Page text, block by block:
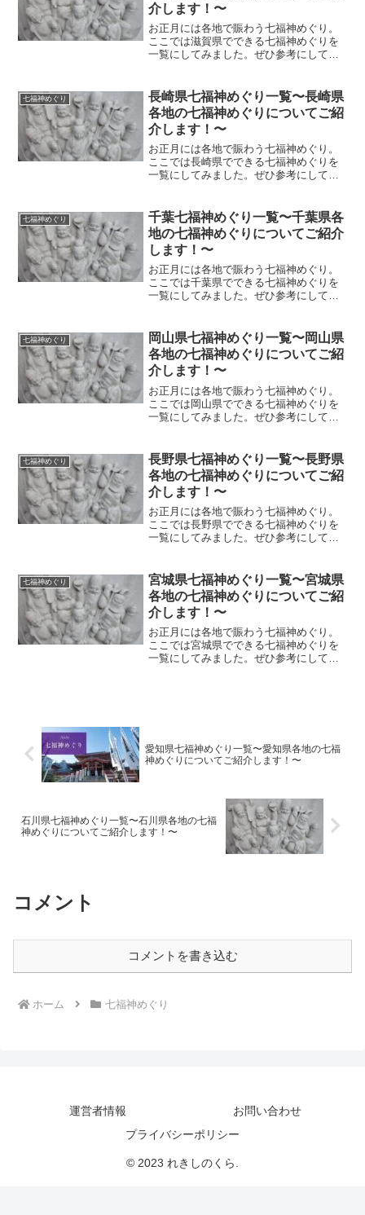
介します！〜
お正月には各地で賑わう七福神めぐり。
ここでは滋賀県でできる七福神めぐりを
一覧にしてみました。ぜひ参考にして足
寿・大黒天・毘沙門天・弁財天・布袋・
福禄寿・寿老人）を祀る...
七福神めぐり
長崎県七福神めぐり一覧〜長崎県
各地の七福神めぐりについてご紹
介します！〜
お正月には各地で賑わう七福神めぐり。
ここでは長崎県でできる七福神めぐりを
一覧にしてみました。ぜひ参考にして足
寿・大黒天・毘沙門天・弁財天・布袋・
福禄寿・寿老人）を祀る...
七福神めぐり
千葉七福神めぐり一覧〜千葉県各
地の七福神めぐりについてご紹介
します！〜
お正月には各地で賑わう七福神めぐり。
ここでは千葉県でできる七福神めぐりを
一覧にしてみました。ぜひ参考にして足
寿・大黒天・毘沙門天・弁財天・布袋・
福禄寿・寿老人）を祀る...
七福神めぐり
岡山県七福神めぐり一覧〜岡山県
各地の七福神めぐりについてご紹
介します！〜
お正月には各地で賑わう七福神めぐり。
ここでは岡山県でできる七福神めぐりを
一覧にしてみました。ぜひ参考にして足
寿・大黒天・毘沙門天・弁財天・布袋・
福禄寿・寿老人）を祀る...
七福神めぐり
長野県七福神めぐり一覧〜長野県
各地の七福神めぐりについてご紹
介します！〜
お正月には各地で賑わう七福神めぐり。
ここでは長野県でできる七福神めぐりを
一覧にしてみました。ぜひ参考にして足
寿・大黒天・毘沙門天・弁財天・布袋・
福禄寿・寿老人）を祀る...
七福神めぐり
宮城県七福神めぐり一覧〜宮城県
各地の七福神めぐりについてご紹
介します！〜
お正月には各地で賑わう七福神めぐり。
ここでは宮城県でできる七福神めぐりを
一覧にしてみました。ぜひ参考にして足
愛知県七福神めぐり一覧〜愛知県各地の七福
神めぐりについてご紹介します！〜
石川県七福神めぐり一覧〜石川県各地の七福
神めぐりについてご紹介します！〜
コメント
コメントを書き込む
ホーム 七福神めぐり
運営者情報
お問い合わせ
プライバシーポリシー
© 2023 れきしのくら.